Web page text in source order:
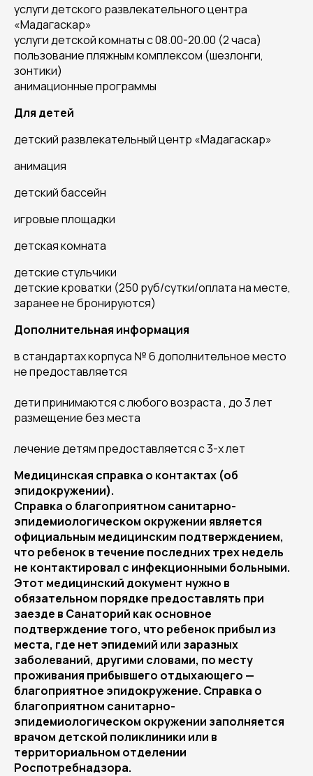
услуги детского развлекательного центра
«Мадагаскар»
услуги детской комнаты с 08.00-20.00 (2 часа)
пользование пляжным комплексом (шезлонги,
зонтики)
анимационные программы
Для детей
детский развлекательный центр «Мадагаскар»
анимация
детский бассейн
игровые площадки
детская комната
детские стульчики
детские кроватки (250 руб/сутки/оплата на месте,
заранее не бронируются)
Дополнительная информация
в стандартах корпуса № 6 дополнительное место
не предоставляется
дети принимаются с любого возраста , до 3 лет
размещение без места
лечение детям предоставляется с 3-х лет
Медицинская справка о контактах (об
эпидокружении).
Справка о благоприятном санитарно-
эпидемиологическом окружении является
официальным медицинским подтверждением,
что ребенок в течение последних трех недель
не контактировал с инфекционными больными.
Этот медицинский документ нужно в
обязательном порядке предоставлять при
заезде в Санаторий как основное
подтверждение того, что ребенок прибыл из
места, где нет эпидемий или заразных
заболеваний, другими словами, по месту
проживания прибывшего отдыхающего —
благоприятное эпидокружение. Справка о
благоприятном санитарно-
эпидемиологическом окружении заполняется
врачом детской поликлиники или в
территориальном отделении
Роспотребнадзора.